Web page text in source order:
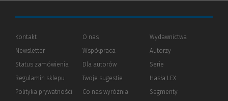
Kontakt
Newsletter
Status zamówienia
Regulamin sklepu
Polityka prywatności (Nowe
(Link
O nas
Współpraca
Dla autorów(Nowe
(Link
innej
strony)
Twoje sugestie
Co nas wyróżnia
Wydawnictwa
Autorzy
Serie
Hasła LEX
Segmenty